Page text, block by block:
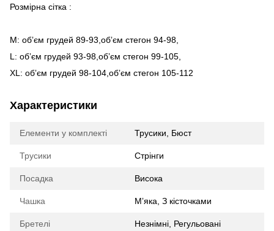
Розмірна сітка :
М: обʼєм грудей 89-93,обʼєм стегон 94-98,
L: обʼєм грудей 93-98,обʼєм стегон 99-105,
XL: обʼєм грудей 98-104,обʼєм стегон 105-112
Характеристики
Елементи у комплекті Трусики, Бюст
Трусики Стрінги
Посадка Висока
Чашка Мʼяка, З кісточками
Бретелі Незнімні, Регульовані